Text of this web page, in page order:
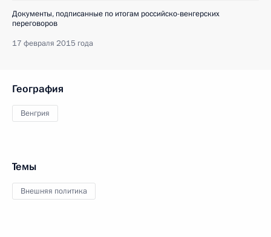
Документы, подписанные по итогам российско-венгерских
переговоров
17 февраля 2015 года
География
Венгрия
Темы
Внешняя политика